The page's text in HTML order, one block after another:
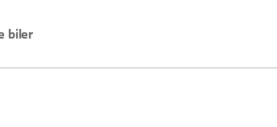
biler